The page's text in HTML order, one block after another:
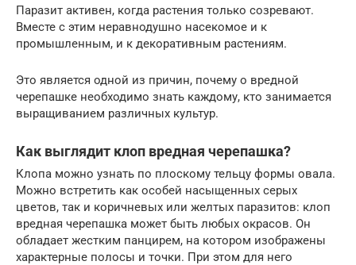
Паразит активен, когда растения только созревают.
Вместе с этим неравнодушно насекомое и к
промышленным, и к декоративным растениям.
Это является одной из причин, почему о вредной
черепашке необходимо знать каждому, кто занимается
выращиванием различных культур.
Как выглядит клоп вредная черепашка?
Клопа можно узнать по плоскому тельцу формы овала.
Можно встретить как особей насыщенных серых
цветов, так и коричневых или желтых паразитов: клоп
вредная черепашка может быть любых окрасов. Он
обладает жестким панцирем, на котором изображены
характерные полосы и точки. При этом для него